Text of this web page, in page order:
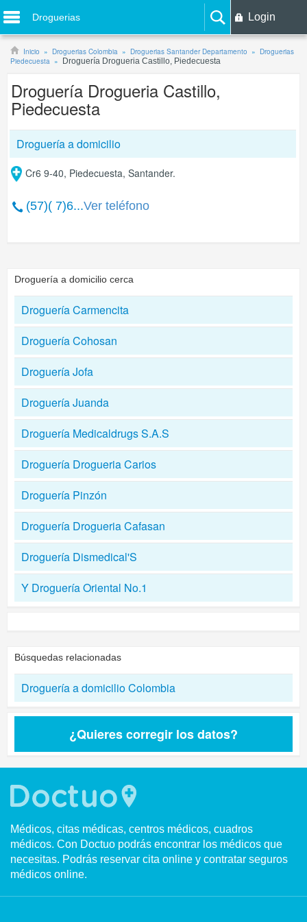
Droguerias Login
Inicio Droguerias Colombia Droguerias Santander Departamento
Droguerias
Piedecuesta
Droguería Drogueria Castillo, Piedecuesta
Droguería Drogueria Castillo,
Piedecuesta
Droguería a domicilio
Cr6 9-40, Piedecuesta, Santander.
(57)( 7)6...Ver teléfono
Droguería a domicilio cerca
Droguería Carmencita
Droguería Cohosan
Droguería Jofa
Droguería Juanda
Droguería Medicaldrugs S.A.S
Droguería Drogueria Carios
Droguería Pinzón
Droguería Drogueria Cafasan
Droguería Dismedical'S
Y Droguería Oriental No.1
Búsquedas relacionadas
Droguería a domicilio Colombia
¿Quieres corregir los datos?
Médicos, citas médicas, centros médicos, cuadros
médicos. Con Doctuo podrás encontrar los médicos que
necesitas. Podrás reservar cita online y contratar seguros
médicos online.